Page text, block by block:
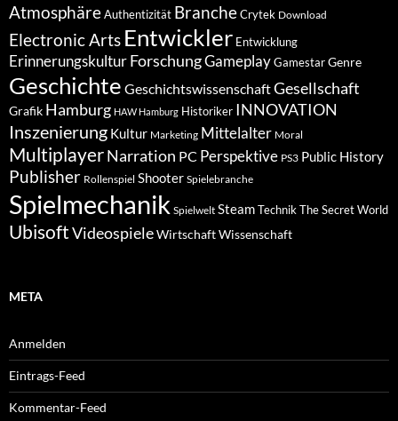
Atmosphäre Authentizität Branche Crytek Download
Electronic Arts Entwickler Entwicklung
Erinnerungskultur ForschungGameplay Gamestar Genre
Geschichte GeschichtswissenschaftGesellschaft
Grafik Hamburg HAW Hamburg Historiker INNOVATION
Inszenierung Kultur Marketing Mittelalter Moral
MultiplayerNarration PC Perspektive PS3 Public History
Publisher Rollenspiel Shooter Spielebranche
Spielmechanik Spielwelt Steam Technik The Secret World
UbisoftVideospieleWirtschaftWissenschaft
META
Anmelden
Eintrags-Feed
Kommentar-Feed